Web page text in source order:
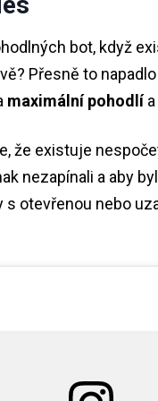
bot, když
Přesně to
maximální pohodlía
že existuje
nezapínali a aby
s otevřenou nebo